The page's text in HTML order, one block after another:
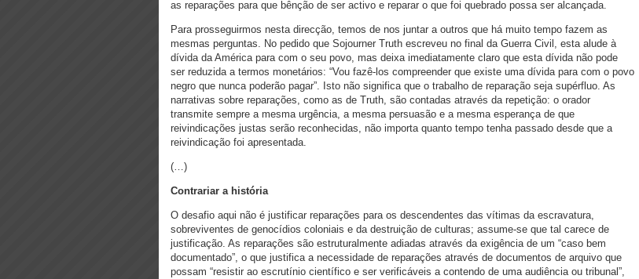
as reparações para que bênção de ser activo e reparar o que foi quebrado possa ser alcançada.
Para prosseguirmos nesta direcção, temos de nos juntar a outros que há muito tempo fazem as
mesmas perguntas. No pedido que Sojourner Truth escreveu no final da Guerra Civil, esta alude à
dívida da América para com o seu povo, mas deixa imediatamente claro que esta dívida não pode
ser reduzida a termos monetários: “Vou fazê-los compreender que existe uma dívida para com o povo
negro que nunca poderão pagar”. Isto não significa que o trabalho de reparação seja supérfluo. As
narrativas sobre reparações, como as de Truth, são contadas através da repetição: o orador
transmite sempre a mesma urgência, a mesma persuasão e a mesma esperança de que
reivindicações justas serão reconhecidas, não importa quanto tempo tenha passado desde que a
reivindicação foi apresentada.
(…)
Contrariar a história
O desafio aqui não é justificar reparações para os descendentes das vítimas da escravatura,
sobreviventes de genocídios coloniais e da destruição de culturas; assume-se que tal carece de
justificação. As reparações são estruturalmente adiadas através da exigência de um “caso bem
documentado”, o que justifica a necessidade de reparações através de documentos de arquivo que
possam “resistir ao escrutínio científico e ser verificáveis a contendo de uma audiência ou tribunal”,